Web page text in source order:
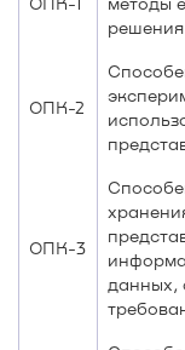
ОПК-2
ОПК-3
данных,